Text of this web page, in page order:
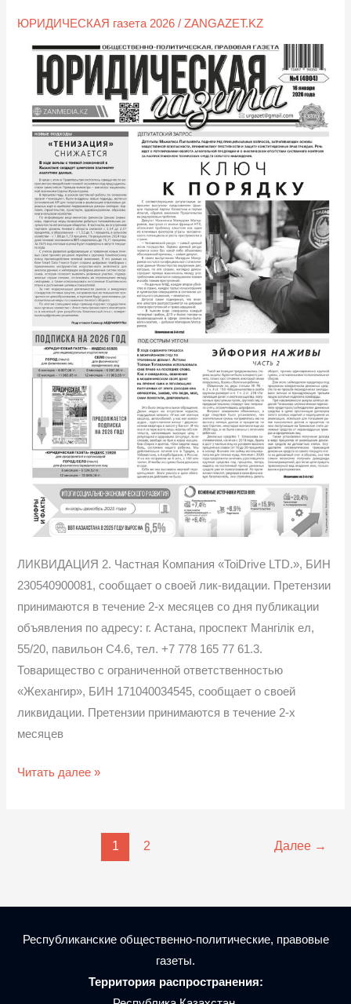
ЮРИДИЧЕСКАЯ газета 2026 /ZANGAZET.KZ
ЛИКВИДАЦИЯ 2. Частная Компания «ToiDrive LTD.», БИН
230540900081, сообщает о своей лик-видации. Претензии
принимаются в течение 2-х месяцев со дня публикации
объявления по адресу: г. Астана, проспект Мангілік ел,
55/20, павильон С4.6, тел. +7 778 165 77 61.3.
Товарищество с ограниченной ответственностью
«Жехангир», БИН 171040034545, сообщает о своей
ликвидации. Претензии принимаются в течение 2-х
месяцев
2026
года
Читать далее »
1 2 Далее →
Республиканские общественно-политические, правовые
газеты.
Территория распространения: